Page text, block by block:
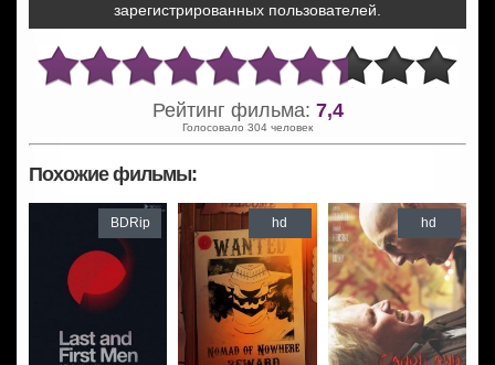
зарегистрированных пользователей.
Рейтинг фильма: 7,4
Голосовало 304 человек
Похожие фильмы:
BDRip hd hd